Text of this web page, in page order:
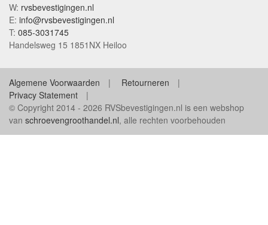
W: rvsbevestigingen.nl
E: info@rvsbevestigingen.nl
T: 085-3031745
Handelsweg 15 1851NX Heiloo
Algemene Voorwaarden
Retourneren
Privacy Statement
© Copyright 2014 - 2026 RVSbevestigingen.nl is een webshop
van schroevengroothandel.nl, alle rechten voorbehouden